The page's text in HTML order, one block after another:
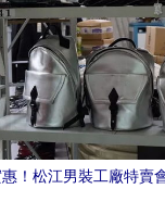
！松江男裝工廠特賣